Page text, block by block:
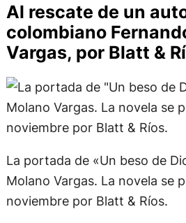
Al rescate de un
colombiano
Vargas, por Blatt &
La portada de «Un beso de
Molano Vargas. La novela se
noviembre por Blatt & Ríos.